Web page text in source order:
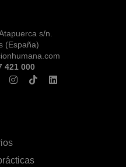
s/n.
(España)
421 000